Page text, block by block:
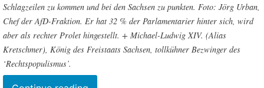
Schlagzeilen zu kommen und bei den Sachsen zu punkten. Foto: Jörg Urban,
Chef der AfD-Fraktion. Er hat 32 % der Parlamentarier hinter sich, wird
aber als rechter Prolet hingestellt. + Michael-Ludwig XIV. (Alias
Kretschmer), König des Freistaats Sachsen, tollkühner Bezwinger des
‘Rechtspopulismus’.